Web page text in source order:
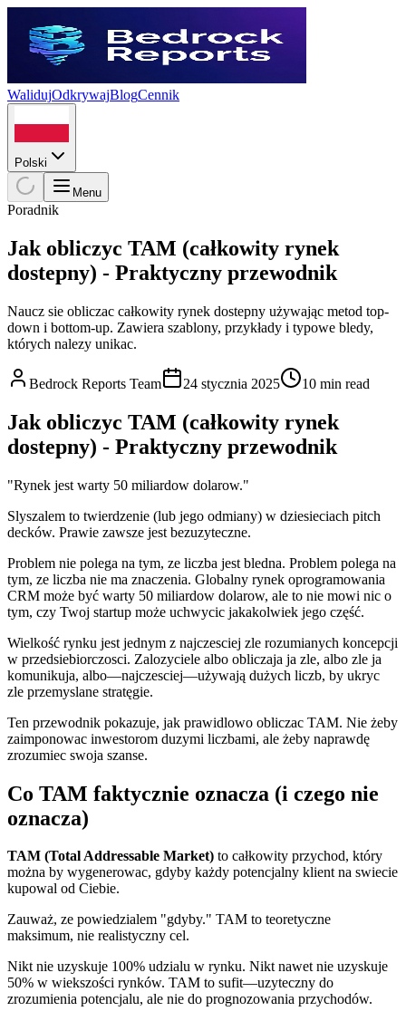
WalidujOdkrywajBlogCennik
Polski
Menu
Poradnik
Jak obliczyc TAM (całkowity rynek
dostepny) - Praktyczny przewodnik
Naucz sie obliczac całkowity rynek dostepny używając metod top-
down i bottom-up. Zawiera szablony, przykłady i typowe bledy,
których nalezy unikac.
Bedrock Reports Team 24 stycznia 2025 10 min read
Jak obliczyc TAM (całkowity rynek
dostepny) - Praktyczny przewodnik
"Rynek jest warty 50 miliardow dolarow."
Slyszalem to twierdzenie (lub jego odmiany) w dziesieciach pitch
decków. Prawie zawsze jest bezuzyteczne.
Problem nie polega na tym, ze liczba jest bledna. Problem polega na
tym, ze liczba nie ma znaczenia. Globalny rynek oprogramowania
CRM może być warty 50 miliardow dolarow, ale to nie mowi nic o
tym, czy Twoj startup może uchwycic jakakolwiek jego część.
Wielkość rynku jest jednym z najczesciej zle rozumianych koncepcji
w przedsiebiorczosci. Zalozyciele albo obliczaja ja zle, albo zle ja
komunikuja, albo—najczesciej—używają dużych liczb, by ukryc
zle przemyslane stratęgie.
Ten przewodnik pokazuje, jak prawidlowo obliczac TAM. Nie żeby
zaimponowac inwestorom duzymi liczbami, ale żeby naprawdę
zrozumiec swoja szanse.
Co TAM faktycznie oznacza (i czego nie
oznacza)
TAM (Total Addressable Market) to całkowity przychod, który
można by wygenerowac, gdyby każdy potencjalny klient na swiecie
kupowal od Ciebie.
Zauważ, ze powiedzialem "gdyby." TAM to teoretyczne
maksimum, nie realistyczny cel.
Nikt nie uzyskuje 100% udzialu w rynku. Nikt nawet nie uzyskuje
50% w wiekszości rynków. TAM to sufit—uzyteczny do
zrozumienia potencjalu, ale nie do prognozowania przychodów.